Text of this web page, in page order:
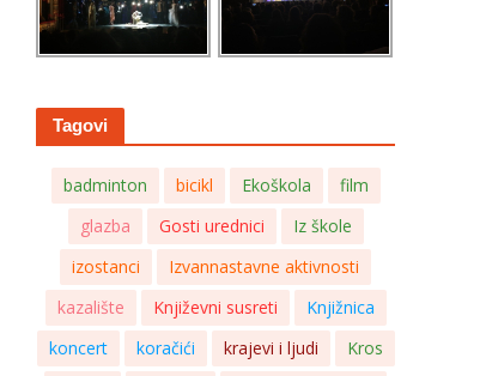
Tagovi
badminton bicikl Ekoškola
film
glazba
Gosti urednici
Iz škole
izostanci
Izvannastavne aktivnosti
kazalište
Književni susreti
Knjižnica
koncert
koračići krajevi i ljudi
Kros